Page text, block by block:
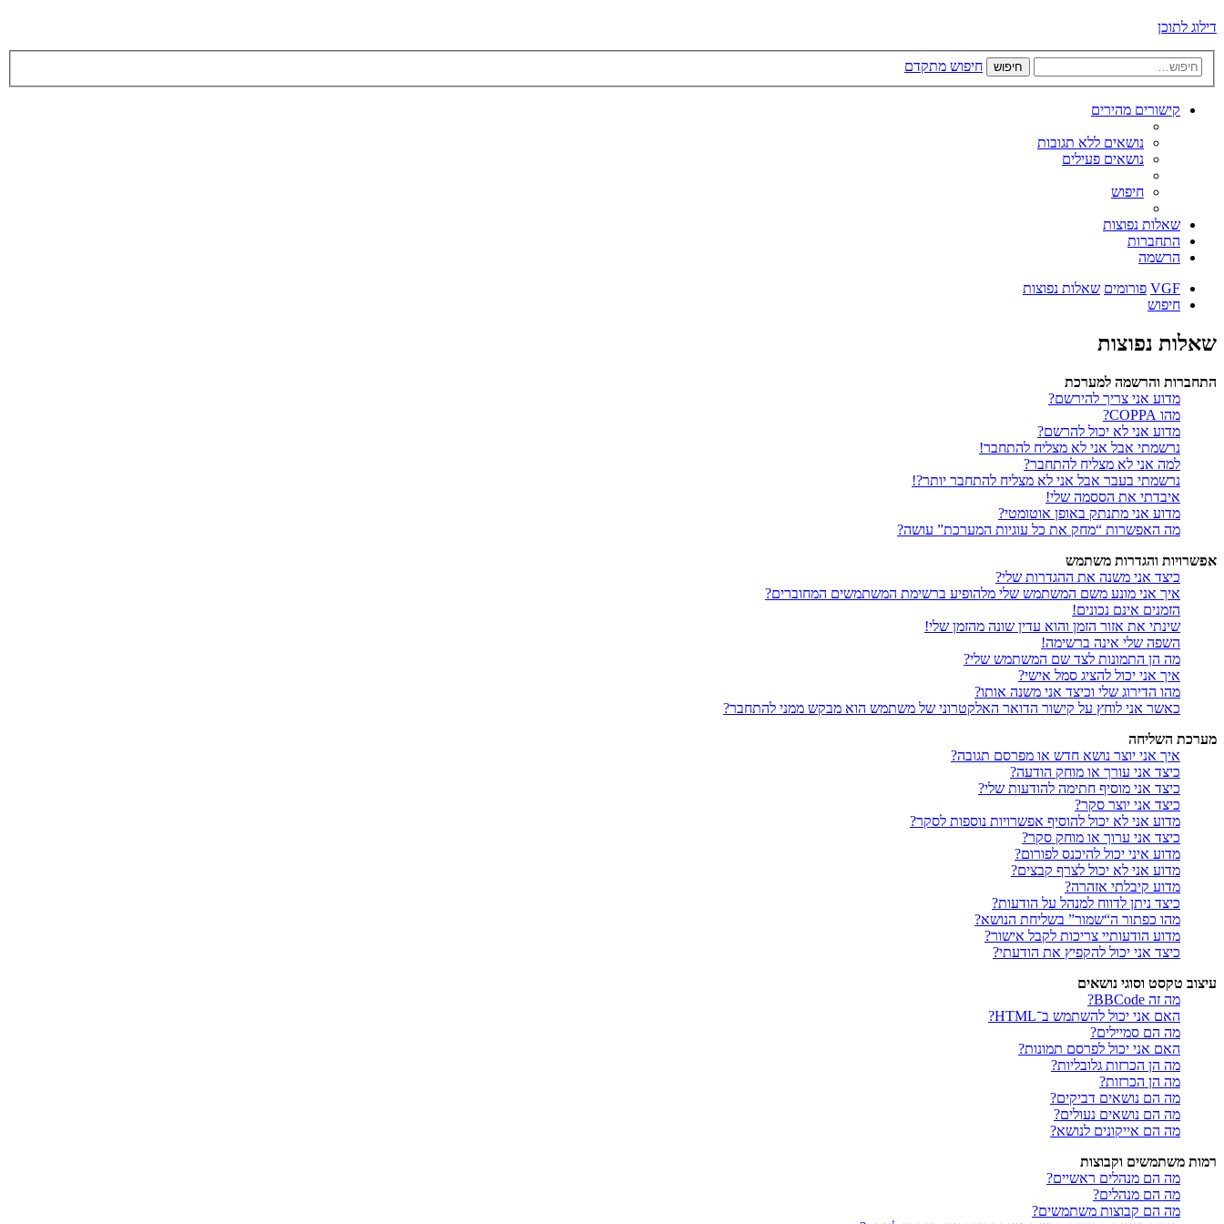
דילוג לתוכן
חיפוש חיפוש מתקדם
קישורים מהירים
נושאים ללא תגובות
נושאים פעילים
חיפוש
שאלות נפוצות
התחברות
הרשמה
VGF פורומים שאלות נפוצות
חיפוש
שאלות נפוצות
התחברות והרשמה למערכת
מדוע אני צריך להירשם?
מהו COPPA?
מדוע אני לא יכול להרשם?
נרשמתי אבל אני לא מצליח להתחבר!
למה אני לא מצליח להתחבר?
נרשמתי בעבר אבל אני לא מצליח להתחבר יותר?!
איבדתי את הססמה שלי!
מדוע אני מתנתק באופן אוטומטי?
מה האפשרות “מחק את כל עוגיות המערכת” עושה?
אפשרויות והגדרות משתמש
כיצד אני משנה את ההגדרות שלי?
איך אני מונע משם המשתמש שלי מלהופיע ברשימת המשתמשים המחוברים?
הזמנים אינם נכונים!
שינתי את אזור הזמן והוא עדין שונה מהזמן שלי!
השפה שלי אינה ברשימה!
מה הן התמונות לצד שם המשתמש שלי?
איך אני יכול להציג סמל אישי?
מהו הדירוג שלי וכיצד אני משנה אותו?
כאשר אני לוחץ על קישור הדואר האלקטרוני של משתמש הוא מבקש ממני להתחבר?
מערכת השליחה
איך אני יוצר נושא חדש או מפרסם תגובה?
כיצד אני עורך או מוחק הודעה?
כיצד אני מוסיף חתימה להודעות שלי?
כיצד אני יוצר סקר?
מדוע אני לא יכול להוסיף אפשרויות נוספות לסקר?
כיצד אני ערוך או מוחק סקר?
מדוע איני יכול להיכנס לפורום?
מדוע אני לא יכול לצרף קבצים?
מדוע קיבלתי אזהרה?
כיצד ניתן לדווח למנהל על הודעות?
מהו כפתור ה“שמור” בשליחת הנושא?
מדוע הודעותיי צריכות לקבל אישור?
כיצד אני יכול להקפיץ את הודעתי?
עיצוב טקסט וסוגי נושאים
מה זה BBCode?
האם אני יכול להשתמש ב־HTML?
מה הם סמיילים?
האם אני יכול לפרסם תמונות?
מה הן הכרזות גלובליות?
מה הן הכרזות?
מה הם נושאים דביקים?
מה הם נושאים נעולים?
מה הם אייקונים לנושא?
רמות משתמשים וקבוצות
מה הם מנהלים ראשיים?
מה הם מנהלים?
מה הם קבוצות משתמשים?